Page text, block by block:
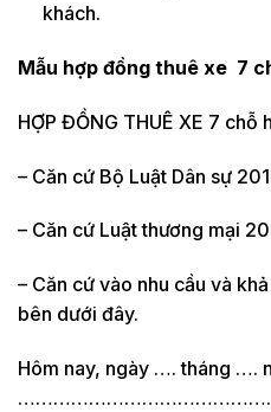
khách.
Mẫu hợp đồng thuê xe 7
HỢP ĐỒNG THUÊ XE 7 chỗ
– Căn cứ Bộ Luật Dân sự
– Căn cứ Luật thương mại
– Căn cứ vào nhu cầu và
bên dưới đây.
Hôm nay, ngày …. tháng ….
…………………………………….,